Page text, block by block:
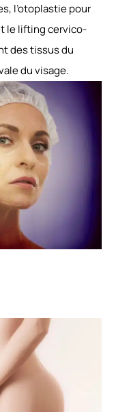
l’otoplastie pour
le lifting cervico-
des tissus du
du visage.